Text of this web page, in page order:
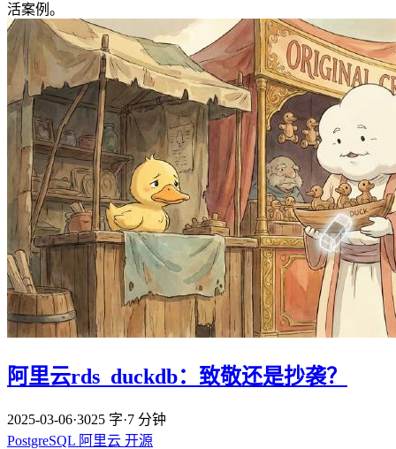
活案例。
阿里云rds_duckdb：致敬还是抄袭？
2025-03-06·3025 字·7 分钟
PostgreSQL 阿里云 开源